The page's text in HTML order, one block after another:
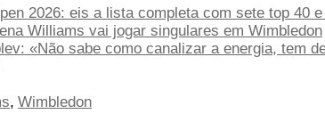
2026: eis a lista completa com sete top 40
Williams vai jogar singulares em Wimbledon
«Não sabe como canalizar a energia, tem
Wimbledon